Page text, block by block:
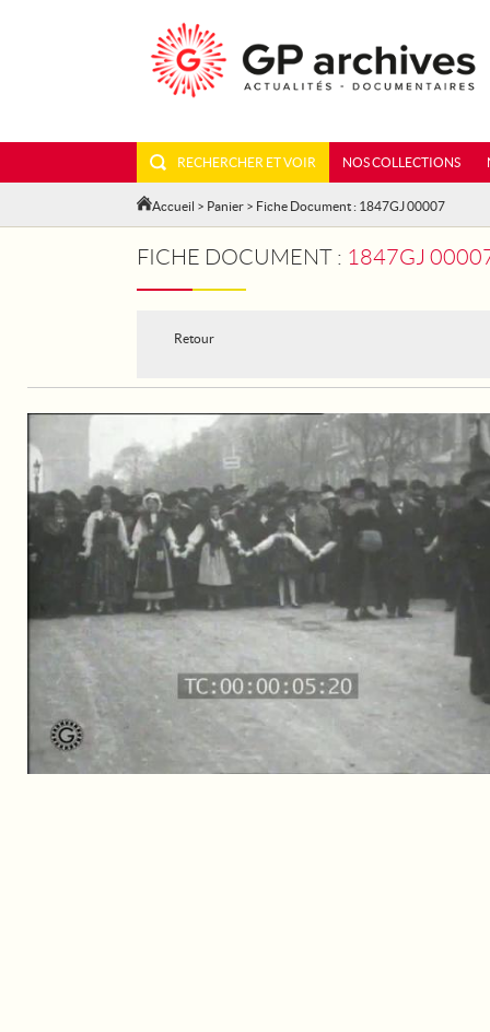
RECHERCHER ET VOIR NOS COLLECTIONS
Accueil > Panier > Fiche Document : 1847GJ 00007
FICHE DOCUMENT : 1847GJ 00007 -
Retour